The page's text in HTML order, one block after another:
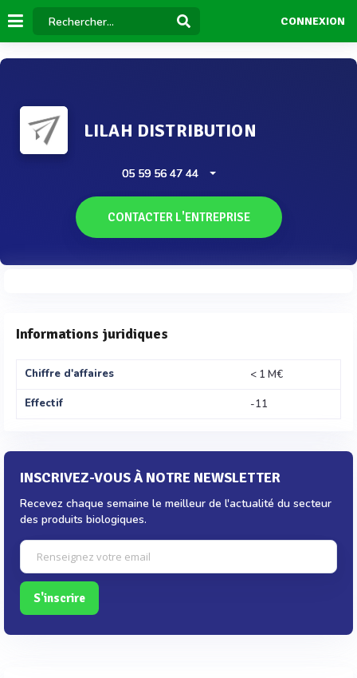
CONNEXION
LILAH DISTRIBUTION
05 59 56 47 44
CONTACTER L'ENTREPRISE
Informations juridiques
Chiffre d'affaires
< 1 M€
Effectif
-11
INSCRIVEZ-VOUS À NOTRE NEWSLETTER
Recevez chaque semaine le meilleur de l'actualité du secteur
des produits biologiques.
S'inscrire